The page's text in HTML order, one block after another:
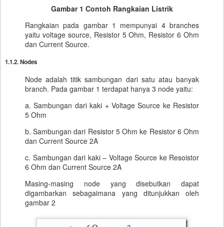
Gambar 1 Contoh Rangkaian Listrik
Rangkaian pada gambar 1 mempunyai 4 branches
yaitu voltage source, Resistor 5 Ohm, Resistor 6 Ohm
dan Current Source.
1.1.2. Nodes
Node adalah titik sambungan dari satu atau banyak
branch. Pada gambar 1 terdapat hanya 3 node yaitu:
a. Sambungan dari kaki + Voltage Source ke Resistor
5 Ohm
b. Sambungan dari Resistor 5 Ohm ke Resistor 6 Ohm
dan Current Source 2A
c. Sambungan dari kaki – Voltage Source ke Resoistor
6 Ohm dan Current Source 2A
Masing-masing node yang disebutkan dapat
digambarkan sebagaimana yang ditunjukkan oleh
gambar 2